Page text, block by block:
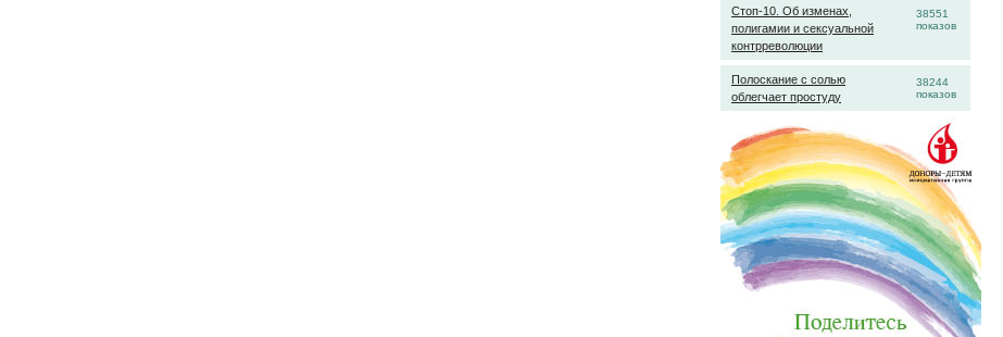
38551
показов
Стоп-10. Об изменах,
полигамии и сексуальной
контрреволюции
38244
показов
Полоскание с солью
облегчает простуду